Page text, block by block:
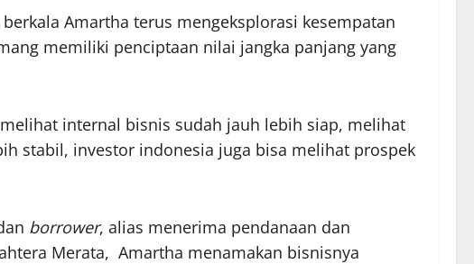
Amartha terus mengeksplorasi kesempatan
memiliki penciptaan nilai jangka panjang yang
internal bisnis sudah jauh lebih siap, melihat
stabil, investor indonesia juga bisa melihat prospek
borrower, alias menerima pendanaan dan
Merata, Amartha menamakan bisnisnya